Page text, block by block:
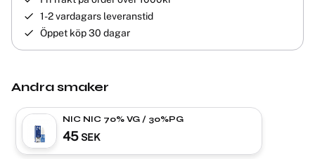
1-2 vardagars leveranstid
Öppet köp 30 dagar
Andra smaker
NIC NIC 70% VG / 30%PG
45 SEK